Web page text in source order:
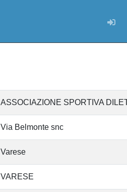
ASSOCIAZIONE SPORTIVA
Via Belmonte snc
Varese
VARESE